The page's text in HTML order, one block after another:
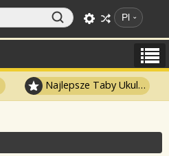
Pl
Najlepsze Taby Ukulele